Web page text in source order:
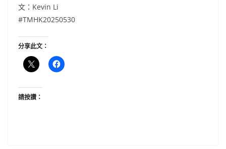
文：Kevin Li
#TMHK20250530
分享此文：
請按讚：